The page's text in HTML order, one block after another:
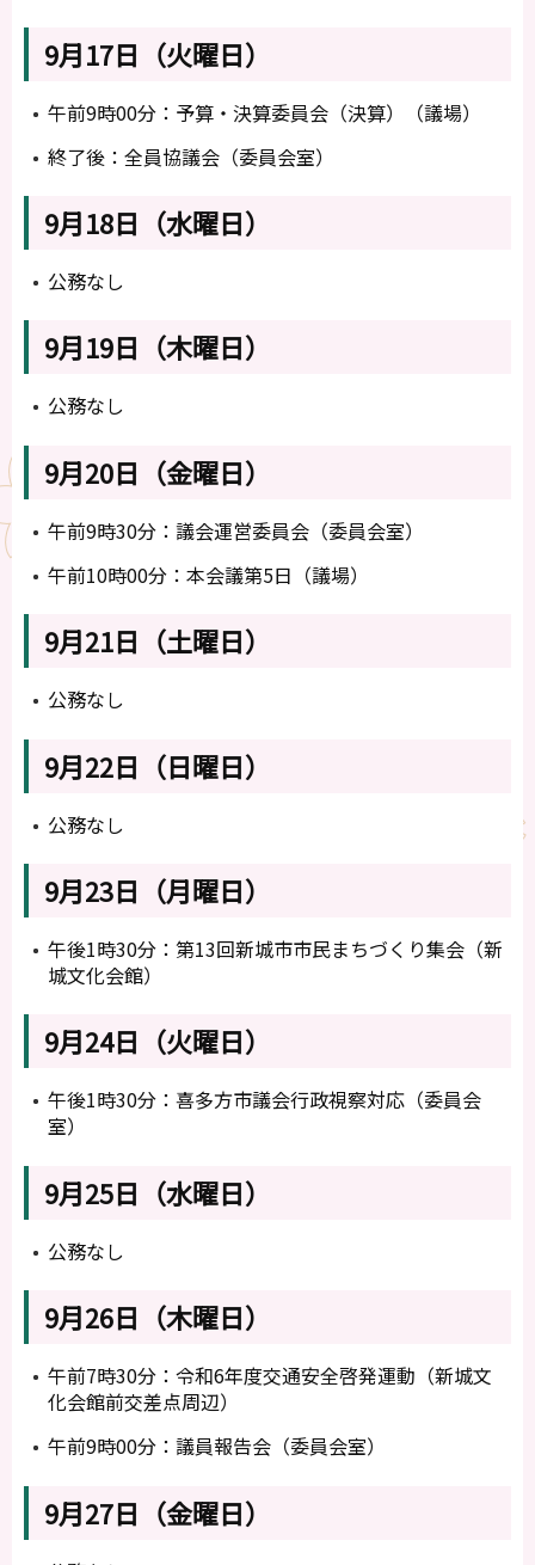
9月17日（火曜日）
午前9時00分：予算・決算委員会（決算）（議場）
終了後：全員協議会（委員会室）
9月18日（水曜日）
公務なし
9月19日（木曜日）
公務なし
9月20日（金曜日）
午前9時30分：議会運営委員会（委員会室）
午前10時00分：本会議第5日（議場）
9月21日（土曜日）
公務なし
9月22日（日曜日）
公務なし
9月23日（月曜日）
午後1時30分：第13回新城市市民まちづくり集会（新
城文化会館）
9月24日（火曜日）
午後1時30分：喜多方市議会行政視察対応（委員会
室）
9月25日（水曜日）
公務なし
9月26日（木曜日）
午前7時30分：令和6年度交通安全啓発運動（新城文
化会館前交差点周辺）
午前9時00分：議員報告会（委員会室）
9月27日（金曜日）